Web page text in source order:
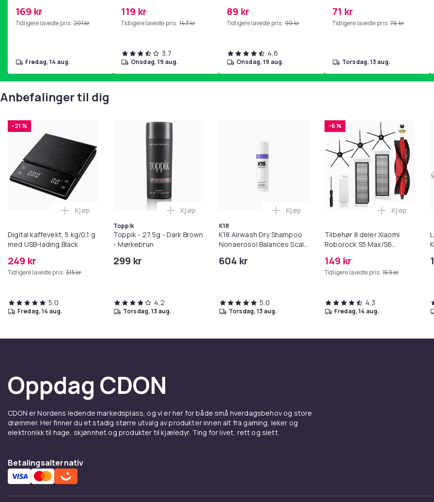
yoga og
hjemmegymnastikk Pink
169 kr
Tidligere laveste pris: 201 kr
fredag, 14 aug.
119 kr
Tidligere laveste pris: 143 kr
3,7
onsdag, 19 aug.
SoundLink Black
89 kr
Tidligere laveste pris: 99 kr
4,6
onsdag, 19 aug.
71 kr
Tidligere laveste pris: 76 kr
torsdag, 13 aug.
Anbefalinger til dig
-21 %
Digital kaffevekt, 5 kg/0,1 g
med USB-lading Black
249 kr
Tidligere laveste pris: 315 kr
Legg Digital kaffevekt, 5 kg/0,1 g med USB-lading Black i handlekurven
Kjøp
5,0
fredag, 14 aug.
Toppik
Toppik - 27,5g - Dark Brown
- Mørkebrun
299 kr
Legg Toppik - 27,5g - Dark Brown - Mørkebrun i handlekurven
Kjøp
4,2
torsdag, 13 aug.
K18
K18 Airwash Dry Shampoo
Nonaerosol Balances Scalp
604 kr
Legg K18 Airwash Dry Shampoo
Kjøp
5,0
torsdag, 13 aug.
-6 %
Tilbehør 8 deler Xiaomi
Roborock S5 Max/S6
MAXV/S50/S51/S55/S5/S60/S65/
149 kr
Tidligere laveste pris: 159 kr
Legg
Kjøp
4,3
fredag, 14 aug.
Oppdag CDON
CDON er Nordens ledende markedsplass, og vi er her for både små hverdagsbehov og store
drømmer. Her finner du et stadig større utvalg av produkter innen alt fra gaming, leker og
elektronikk til hage, skjønnhet og produkter til kjæledyr. Ting for livet, rett og slett.
Betalingsalternativ